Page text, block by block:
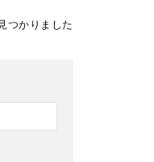
つかりました